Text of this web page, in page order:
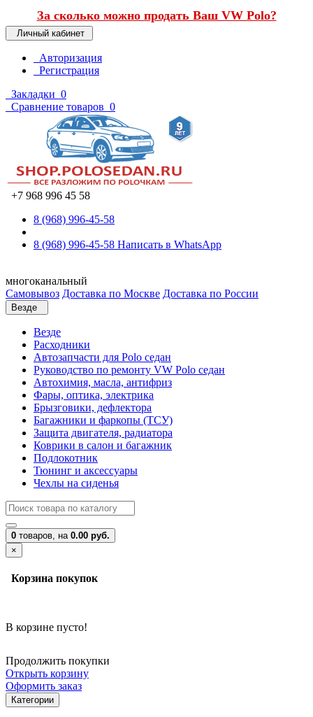
За сколько можно продать Ваш VW Polo?
Личный кабинет
Авторизация
Регистрация
Закладки 0
Сравнение товаров 0
+7 968 996 45 58
8 (968) 996-45-58
8 (968) 996-45-58 Написать в WhatsApp
многоканальный
Самовывоз Доставка по Москве Доставка по России
Везде
Везде
Расходники
Автозапчасти для Polo седан
Руководство по ремонту VW Polo седан
Автохимия, масла, антифриз
Фары, оптика, электрика
Брызговики, дефлектора
Багажники и фаркопы (ТСУ)
Защита двигателя, радиатора
Коврики в салон и багажник
Подлокотник
Тюнинг и аксессуары
Чехлы на сиденья
0 товаров, на 0.00 руб.
×
Корзина покупок
В корзине пусто!
Продолжить покупки
Открыть корзину
Оформить заказ
Категории